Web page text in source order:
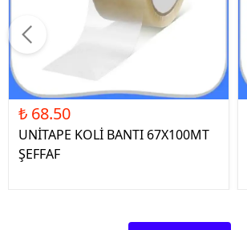
₺ 68.50
UNİTAPE KOLİ BANTI 67X100MT
ŞEFFAF